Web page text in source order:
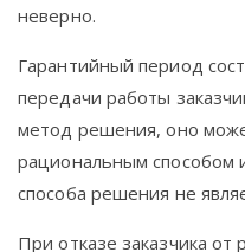
неверно.
Гарантийный период
передачи работы
метод решения, оно
рациональным способом
способа решения не
При отказе заказчика от